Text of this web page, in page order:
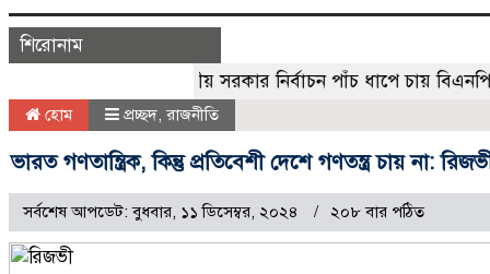
শিরোনাম
স্থানীয় সরকার নির্বাচন পাঁচ ধাপে চায় বিএনপি
হোম প্রচ্ছদ, রাজনীতি
ভারত গণতান্ত্রিক, কিন্তু প্রতিবেশী দেশে গণতন্ত্র চায় না:
সর্বশেষ আপডেট: বুধবার, ১১ ডিসেম্বর, ২০২৪ ২০৮ বার পঠিত